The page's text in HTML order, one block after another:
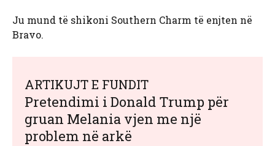
Ju mund të shikoni Southern Charm të enjten në
Bravo.
ARTIKUJT E FUNDIT
Pretendimi i Donald Trump për
gruan Melania vjen me një
problem në arkë